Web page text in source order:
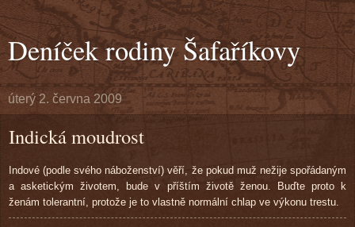
Deníček rodiny Šafaříkovy
úterý 2. června 2009
Indická moudrost
Indové (podle svého náboženství) věří, že pokud muž nežije spořádaným
a asketickým životem, bude v příštím životě ženou. Buďte proto k
ženám tolerantní, protože je to vlastně normální chlap ve výkonu trestu.